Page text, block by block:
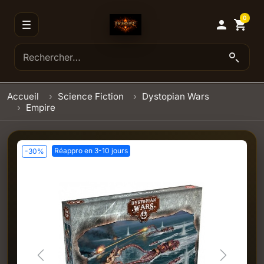
 shopping_cart
0
Accueil Science Fiction
Dystopian Wars
Empire
-30% Réappro en 3-10 jours
Previous Next